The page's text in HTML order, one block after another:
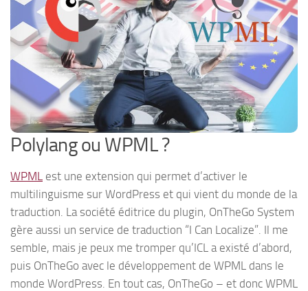
Polylang ou WPML ?
WPML est une extension qui permet d’activer le
multilinguisme sur WordPress et qui vient du monde de la
traduction. La société éditrice du plugin, OnTheGo System
gère aussi un service de traduction “I Can Localize”. Il me
semble, mais je peux me tromper qu’ICL a existé d’abord,
puis OnTheGo avec le développement de WPML dans le
monde WordPress. En tout cas, OnTheGo – et donc WPML